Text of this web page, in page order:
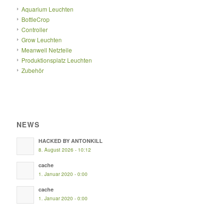
Aquarium Leuchten
BottleCrop
Controller
Grow Leuchten
Meanwell Netzteile
Produktionsplatz Leuchten
Zubehör
NEWS
HACKED BY ANTONKILL
8. August 2026 - 10:12
cache
1. Januar 2020 - 0:00
cache
1. Januar 2020 - 0:00